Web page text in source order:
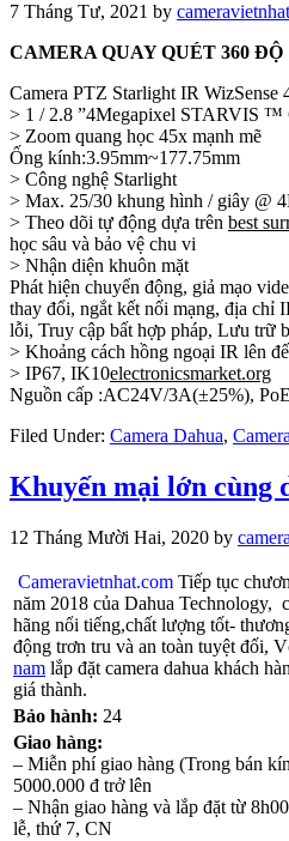
7 Tháng Tư, 2021 by cameravietnhat
CAMERA QUAY QUÉT 360
Camera PTZ Starlight IR WizSense
> 1 / 2.8 ”4Megapixel STARVIS ™
> Zoom quang học 45x mạnh mẽ
Ống kính:3.95mm~177.75mm
> Công nghệ Starlight
> Max. 25/30 khung hình / giây @
> Theo dõi tự động dựa trên best
học sâu và bảo vệ chu vi
> Nhận diện khuôn mặt
Phát hiện chuyển động, giả mạo
thay đổi, ngắt kết nối mạng, địa chỉ
lỗi, Truy cập bất hợp pháp, Lưu trữ
> Khoảng cách hồng ngoại IR lên
> IP67, IK10electronicsmarket.org
Nguồn cấp :AC24V/3A(±25%),
Filed Under: Camera Dahua,
Khuyến mại lớn cùng
12 Tháng Mười Hai, 2020 by
Cameravietnhat.com Tiếp tục
năm 2018 của Dahua Technology,
hãng nổi tiếng,chất lượng tốt-
động trơn tru và an toàn tuyệt đối,
nam lắp đặt camera dahua khách
giá thành.
Bảo hành: 24
Giao hàng:
– Miễn phí giao hàng (Trong bán
5000.000 đ trở lên
– Nhận giao hàng và lắp đặt từ
lễ, thứ 7, CN